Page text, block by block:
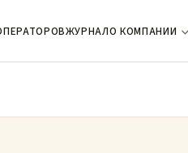
ЖУРНАЛО КОМПАНИИ